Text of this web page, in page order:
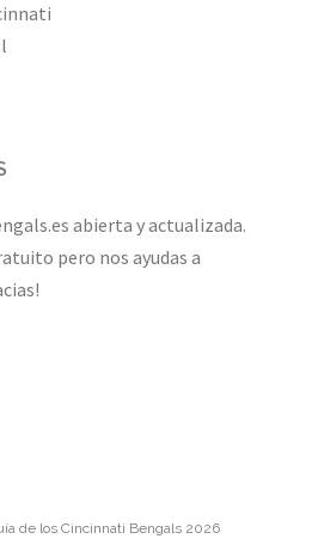
abierta y actualizada.
pero nos ayudas a
de los Cincinnati Bengals 2026